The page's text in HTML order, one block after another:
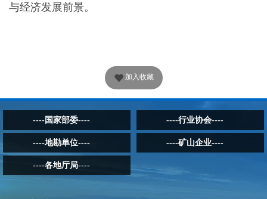
加入收藏
----国家部委---- ----行业协会----
----地勘单位---- ----矿山企业----
----各地厅局----